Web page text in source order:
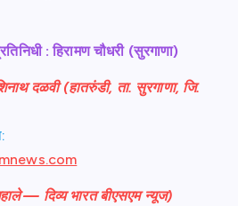
: हिरामण चौधरी (सुरगाणा)
दळवी (हातरुंडी, ता. सुरगाणा, जि.
— दिव्य भारत बीएसएम न्यूज)